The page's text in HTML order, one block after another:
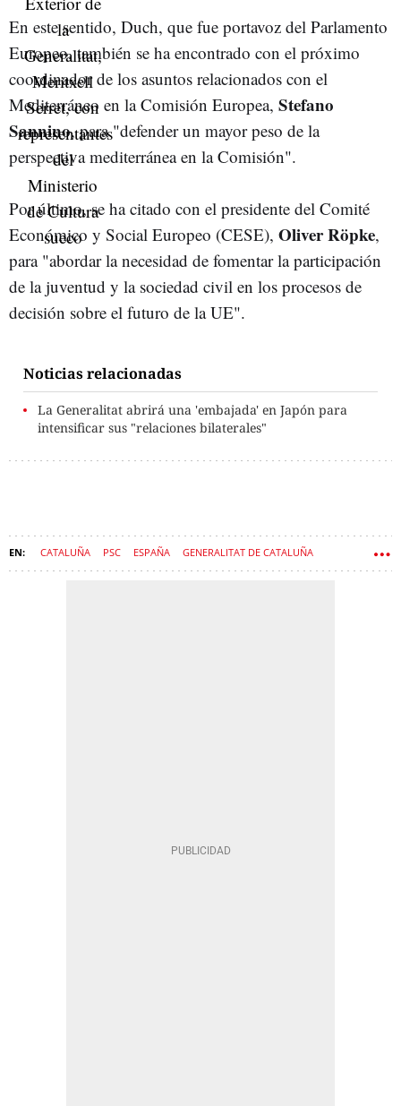
En este sentido, Duch, que fue portavoz del Parlamento
Europeo, también se ha encontrado con el próximo
coordinador de los asuntos relacionados con el
Mediterráneo en la Comisión Europea, Stefano
Sannino, para "defender un mayor peso de la
perspectiva mediterránea en la Comisión".
Por último, se ha citado con el presidente del Comité
Económico y Social Europeo (CESE), Oliver Röpke,
para "abordar la necesidad de fomentar la participación
de la juventud y la sociedad civil en los procesos de
decisión sobre el futuro de la UE".
Noticias relacionadas
La Generalitat abrirá una 'embajada' en Japón para
intensificar sus "relaciones bilaterales"
CATALUÑA PSC ESPAÑA GENERALITAT DE CATALUÑA